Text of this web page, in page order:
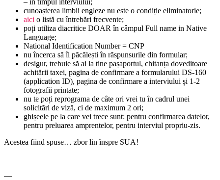
cunoașterea limbii engleze nu este o condiție eliminatorie;
aici o listă cu întrebări frecvente;
poți utiliza diacritice DOAR în câmpul Full name in Native
Language;
National Identification Number = CNP
nu încerca să îi păcălești în răspunsurile din formular;
desigur, trebuie să ai la tine pașaportul, chitanța doveditoare
achitării taxei, pagina de confirmare a formularului DS-160
(application ID), pagina de confirmare a interviului și 1-2
fotografii printate;
nu te poți reprograma de câte ori vrei tu în cadrul unei
solicitări de viză, ci de maximum 2 ori;
ghișeele pe la care vei trece sunt: pentru confirmarea datelor,
pentru preluarea amprentelor, pentru interviul propriu-zis.
Acestea fiind spuse… zbor lin înspre SUA!
—